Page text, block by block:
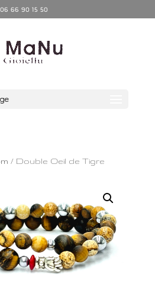
06 66 90 15 50
/ Double Oeil de Tigre